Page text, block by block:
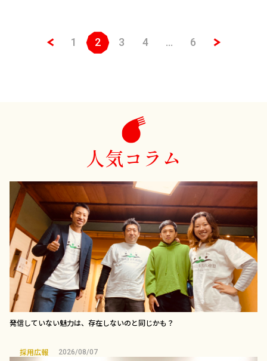
1 2 3 4 … 6
人気コラム
発信していない魅力は、存在しないのと同じかも？
採用広報 2026/08/07